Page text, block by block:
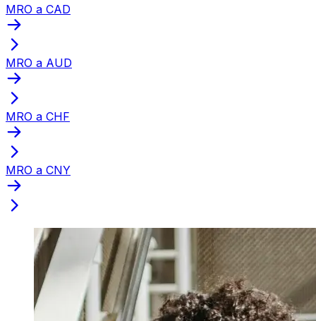
MRO a CAD
MRO a AUD
MRO a CHF
MRO a CNY